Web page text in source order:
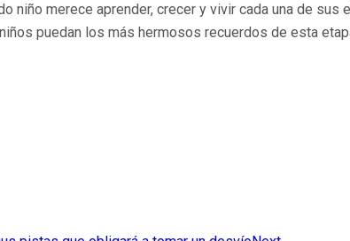
merece aprender, crecer y vivir cada una de sus
puedan los más hermosos recuerdos de esta